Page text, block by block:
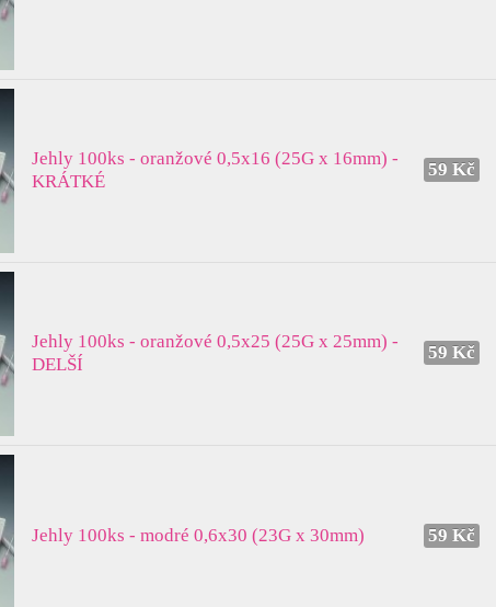
Jehly 100ks - oranžové 0,5x16 (25G x 16mm) -
KRÁTKÉ
59 Kč
Jehly 100ks - oranžové 0,5x25 (25G x 25mm) -
DELŠÍ
59 Kč
Jehly 100ks - modré 0,6x30 (23G x 30mm) 59 Kč